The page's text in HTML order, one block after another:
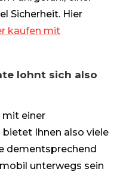
Sicherheit. Hier
kaufen mit
lohnt sich also
mit einer
Ihnen also viele
dementsprechend
unterwegs sein